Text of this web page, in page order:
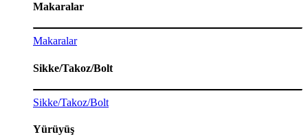
Makaralar
Makaralar
Sikke/Takoz/Bolt
Sikke/Takoz/Bolt
Yürüyüş